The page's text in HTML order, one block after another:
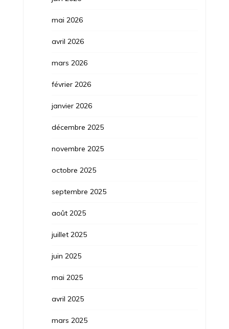
mai 2026
avril 2026
mars 2026
février 2026
janvier 2026
décembre 2025
novembre 2025
octobre 2025
septembre 2025
août 2025
juillet 2025
juin 2025
mai 2025
avril 2025
mars 2025